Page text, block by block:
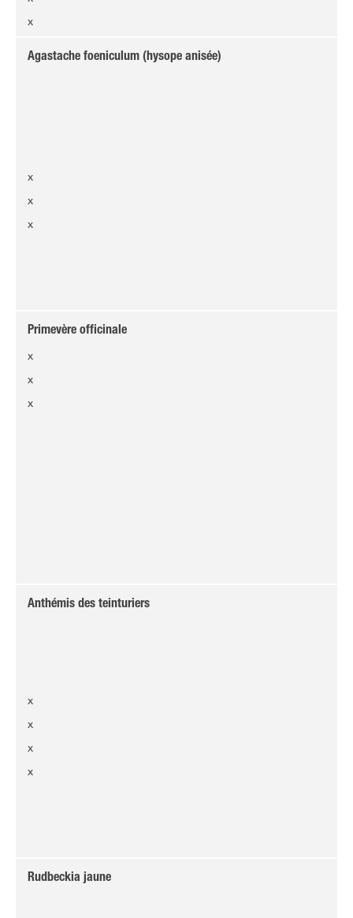
x
Agastache foeniculum (hysope anisée)
x
x
x
Primevère officinale
x
x
x
Anthémis des teinturiers
x
x
x
x
Rudbeckia jaune